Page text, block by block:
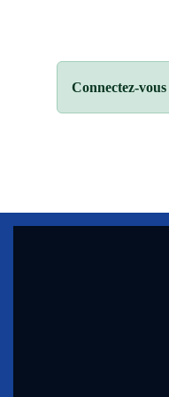
Connectez-vous